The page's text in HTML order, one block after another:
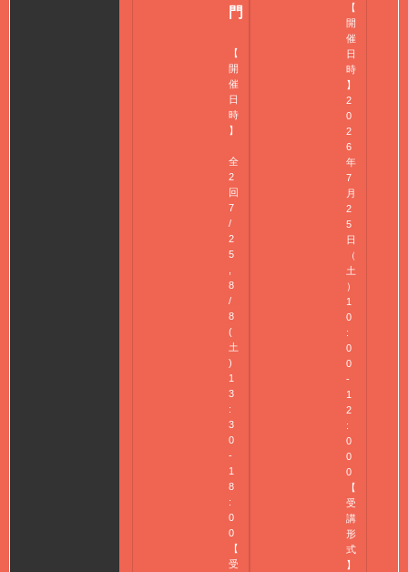
門
【
開
催
日
時
】
全
2
回
7
/
2
5
8
/
8
(
土
)
1
3
:
3
0
-
1
8
:
0
0
【
受
【
開
催
日
時
】
2
0
2
6
年
7
月
2
5
日
（
土
）
1
0
:
0
0
-
1
2
:
0
0
0
【
受
講
形
式
】